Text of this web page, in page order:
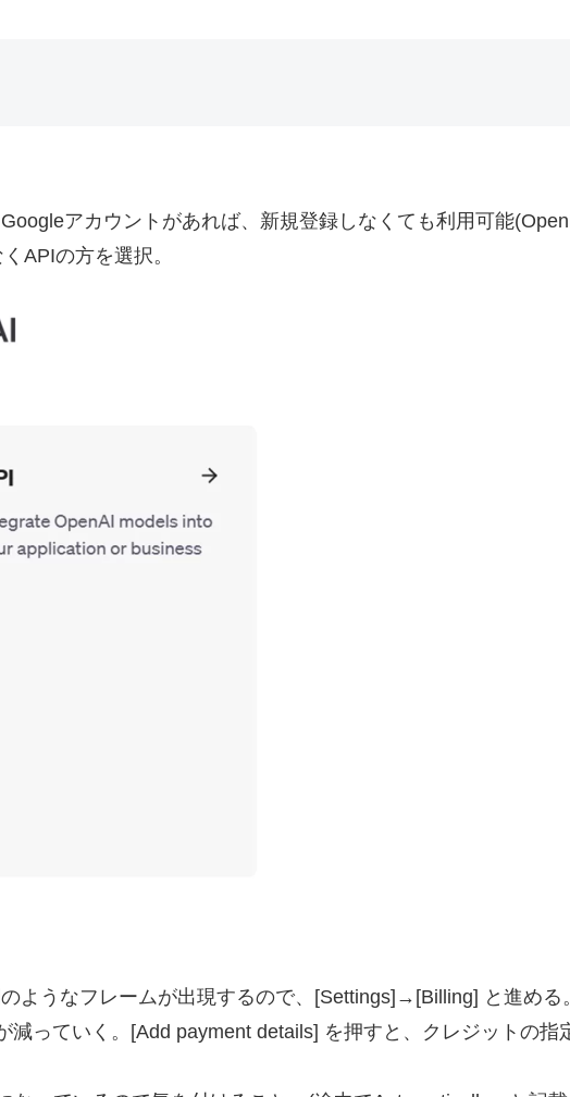
アカウントがあれば、新規登録しなくても利用可能
APIの方を選択。
ようなフレームが出現するので、[Settings]→[Billing] と進め
減っていく。[Add payment details] を押すと、クレジットの